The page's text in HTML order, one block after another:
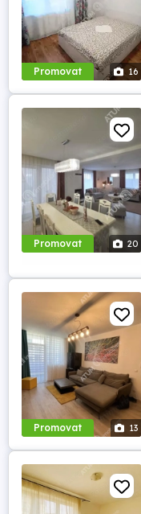
Promovat 16
Promovat 20
Promovat 13